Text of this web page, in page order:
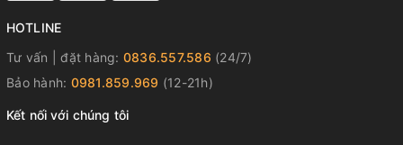
HOTLINE
Tư vấn | đặt hàng: 0836.557.586 (24/7)
Bảo hành: 0981.859.969 (12-21h)
Kết nối với chúng tôi